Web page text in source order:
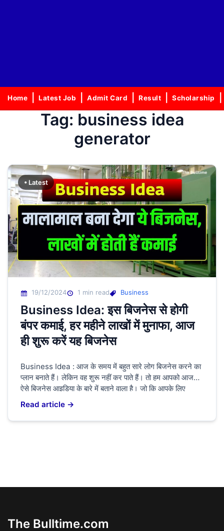
Home Latest Job Admit Card Result Scholarship
Tag: business idea
generator
• Latest
19/12/2024 1 min read Business
Business Idea: इस बिजनेस से होगी
बंपर कमाई, हर महीने लाखों में मुनाफा, आज
ही शुरू करें यह बिजनेस
Business Idea : आज के समय में बहुत सारे लोग बिजनेस करने का
प्लान बनाते हैं। लेकिन वह शुरू नहीं कर पाते हैं। तो हम आपको आज
ऐसे बिजनेस आइडिया के बारे में बताने वाला है। जो कि आपके लिए
बेहतरीन होने वाला है। और कमाई भी अच्छी होने वाली है बहुत सारे लोग
खुद […]
Read article →
The Bulltime.com